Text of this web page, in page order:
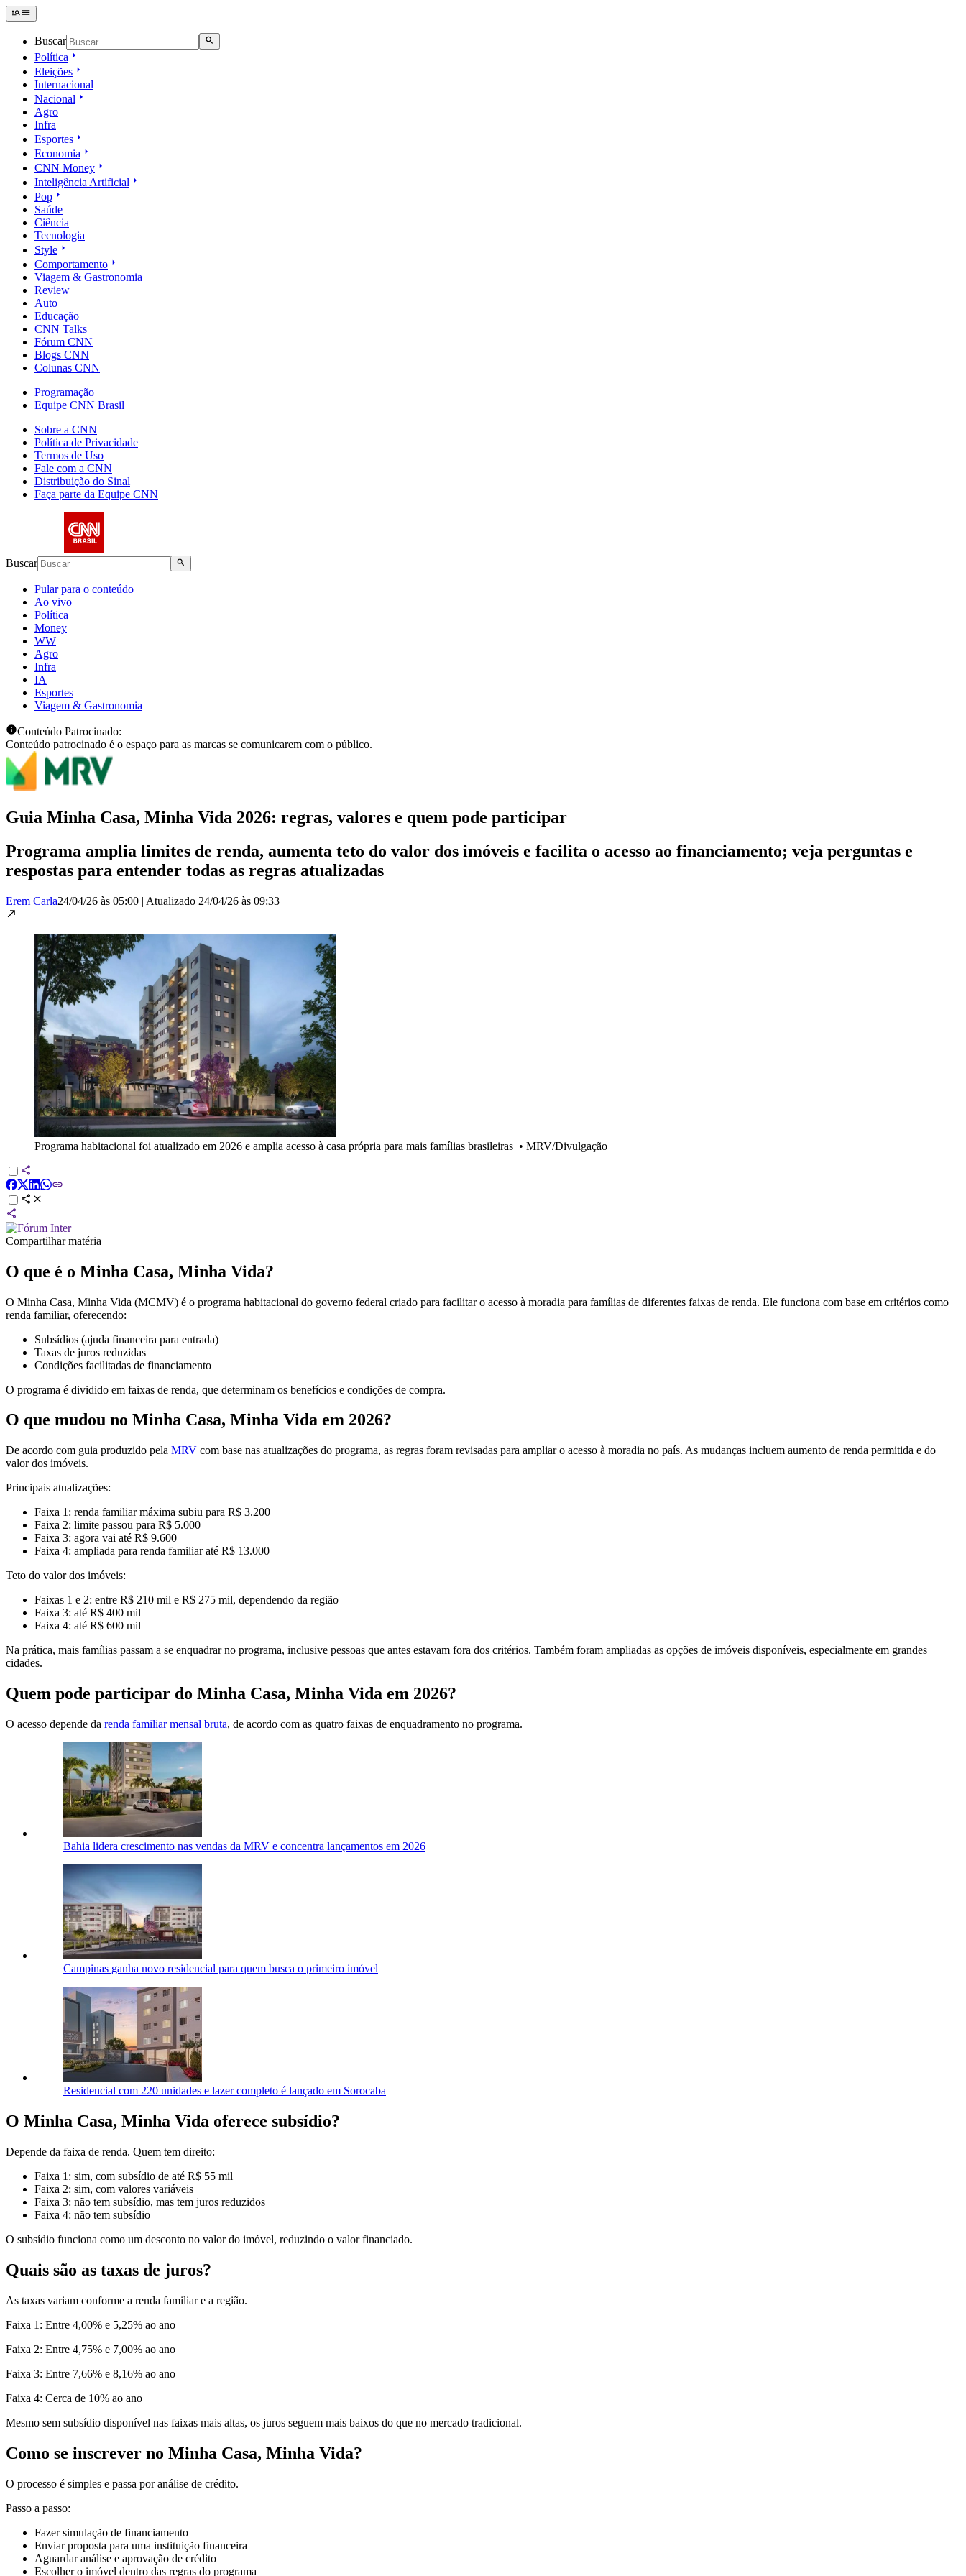
Buscar
Política
Eleições
Internacional
Nacional
Agro
Infra
Esportes
Economia
CNN Money
Inteligência Artificial
Pop
Saúde
Ciência
Tecnologia
Style
Comportamento
Viagem & Gastronomia
Review
Auto
Educação
CNN Talks
Fórum CNN
Blogs CNN
Colunas CNN
Programação
Equipe CNN Brasil
Sobre a CNN
Política de Privacidade
Termos de Uso
Fale com a CNN
Distribuição do Sinal
Faça parte da Equipe CNN
Buscar
Pular para o conteúdo
Ao vivo
Política
Money
WW
Agro
Infra
IA
Esportes
Viagem & Gastronomia
Conteúdo Patrocinado:
Conteúdo patrocinado é o espaço para as marcas se comunicarem com o público.
Guia Minha Casa, Minha Vida 2026: regras, valores e quem pode participar
Programa amplia limites de renda, aumenta teto do valor dos imóveis e facilita o acesso ao financiamento; veja perguntas e
respostas para entender todas as regras atualizadas
Erem Carla24/04/26 às 05:00 | Atualizado 24/04/26 às 09:33
Programa habitacional foi atualizado em 2026 e amplia acesso à casa própria para mais famílias brasileiras • MRV/Divulgação
Compartilhar matéria
O que é o Minha Casa, Minha Vida?
O Minha Casa, Minha Vida (MCMV) é o programa habitacional do governo federal criado para facilitar o acesso à moradia para famílias de diferentes faixas de renda. Ele funciona com base em critérios como
renda familiar, oferecendo:
Subsídios (ajuda financeira para entrada)
Taxas de juros reduzidas
Condições facilitadas de financiamento
O programa é dividido em faixas de renda, que determinam os benefícios e condições de compra.
O que mudou no Minha Casa, Minha Vida em 2026?
De acordo com guia produzido pela MRV com base nas atualizações do programa, as regras foram revisadas para ampliar o acesso à moradia no país. As mudanças incluem aumento de renda permitida e do
valor dos imóveis.
Principais atualizações:
Faixa 1: renda familiar máxima subiu para R$ 3.200
Faixa 2: limite passou para R$ 5.000
Faixa 3: agora vai até R$ 9.600
Faixa 4: ampliada para renda familiar até R$ 13.000
Teto do valor dos imóveis:
Faixas 1 e 2: entre R$ 210 mil e R$ 275 mil, dependendo da região
Faixa 3: até R$ 400 mil
Faixa 4: até R$ 600 mil
Na prática, mais famílias passam a se enquadrar no programa, inclusive pessoas que antes estavam fora dos critérios. Também foram ampliadas as opções de imóveis disponíveis, especialmente em grandes
cidades.
Quem pode participar do Minha Casa, Minha Vida em 2026?
O acesso depende da renda familiar mensal bruta, de acordo com as quatro faixas de enquadramento no programa.
Bahia lidera crescimento nas vendas da MRV e concentra lançamentos em 2026
Campinas ganha novo residencial para quem busca o primeiro imóvel
Residencial com 220 unidades e lazer completo é lançado em Sorocaba
O Minha Casa, Minha Vida oferece subsídio?
Depende da faixa de renda. Quem tem direito:
Faixa 1: sim, com subsídio de até R$ 55 mil
Faixa 2: sim, com valores variáveis
Faixa 3: não tem subsídio, mas tem juros reduzidos
Faixa 4: não tem subsídio
O subsídio funciona como um desconto no valor do imóvel, reduzindo o valor financiado.
Quais são as taxas de juros?
As taxas variam conforme a renda familiar e a região.
Faixa 1: Entre 4,00% e 5,25% ao ano
Faixa 2: Entre 4,75% e 7,00% ao ano
Faixa 3: Entre 7,66% e 8,16% ao ano
Faixa 4: Cerca de 10% ao ano
Mesmo sem subsídio disponível nas faixas mais altas, os juros seguem mais baixos do que no mercado tradicional.
Como se inscrever no Minha Casa, Minha Vida?
O processo é simples e passa por análise de crédito.
Passo a passo:
Fazer simulação de financiamento
Enviar proposta para uma instituição financeira
Aguardar análise e aprovação de crédito
Escolher o imóvel dentro das regras do programa